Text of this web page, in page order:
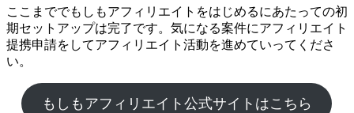
ここまででもしもアフィリエイトをはじめるにあたっての初
期セットアップは完了です。気になる案件にアフィリエイト
提携申請をしてアフィリエイト活動を進めていってくださ
い。
もしもアフィリエイト公式サイトはこちら